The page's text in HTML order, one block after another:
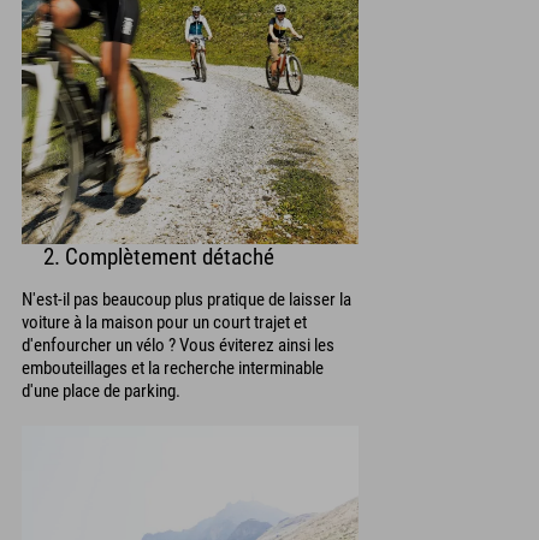
2. Complètement détaché
N'est-il pas beaucoup plus pratique de laisser la
voiture à la maison pour un court trajet et
d'enfourcher un vélo ? Vous éviterez ainsi les
embouteillages et la recherche interminable
d'une place de parking.